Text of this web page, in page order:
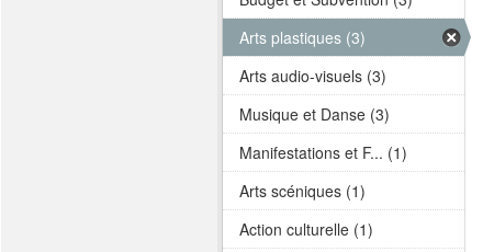
Arts plastiques (3)
Arts audio-visuels (3)
Musique et Danse (3)
Manifestations et F... (1)
Arts scéniques (1)
Action culturelle (1)